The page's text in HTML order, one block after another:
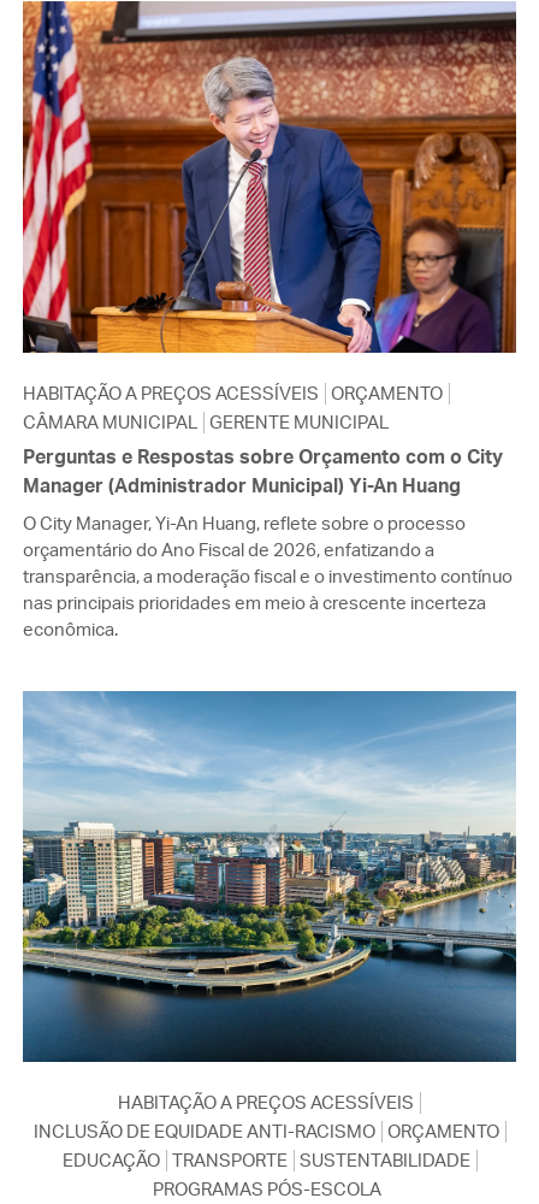
HABITAÇÃO A PREÇOS ACESSÍVEIS ORÇAMENTO
CÂMARA MUNICIPAL GERENTE MUNICIPAL
Perguntas e Respostas sobre Orçamento com o City
Manager (Administrador Municipal) Yi-An Huang
O City Manager, Yi-An Huang, reflete sobre o processo
orçamentário do Ano Fiscal de 2026, enfatizando a
transparência, a moderação fiscal e o investimento contínuo
nas principais prioridades em meio à crescente incerteza
econômica.
HABITAÇÃO A PREÇOS ACESSÍVEIS
INCLUSÃO DE EQUIDADE ANTI-RACISMO ORÇAMENTO
EDUCAÇÃO TRANSPORTE SUSTENTABILIDADE
PROGRAMAS PÓS-ESCOLA